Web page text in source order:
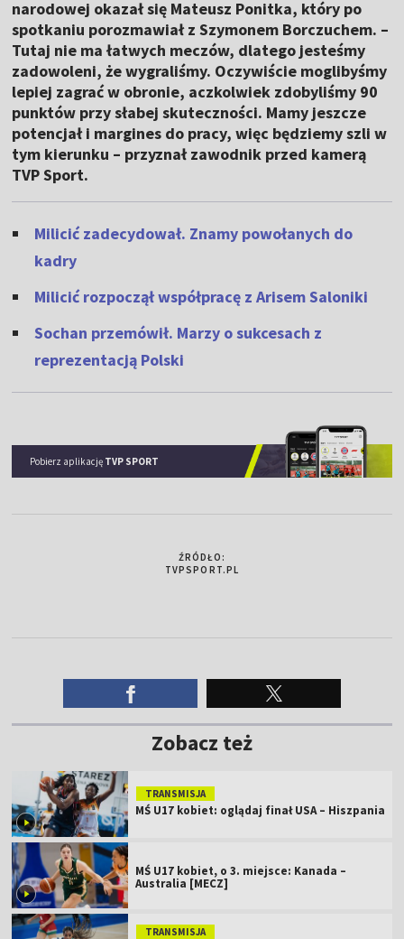
narodowej okazał się Mateusz Ponitka, który po
spotkaniu porozmawiał z Szymonem Borczuchem. –
Tutaj nie ma łatwych meczów, dlatego jesteśmy
zadowoleni, że wygraliśmy. Oczywiście moglibyśmy
lepiej zagrać w obronie, aczkolwiek zdobyliśmy 90
punktów przy słabej skuteczności. Mamy jeszcze
potencjał i margines do pracy, więc będziemy szli w
tym kierunku – przyznał zawodnik przed kamerą
TVP Sport.
Milicić zadecydował. Znamy powołanych do
kadry
Milicić rozpoczął współpracę z Arisem Saloniki
Sochan przemówił. Marzy o sukcesach z
reprezentacją Polski
Pobierz aplikację TVP SPORT
ŹRÓDŁO:
TVPSPORT.PL
Zobacz też
TRANSMISJA
MŚ U17 kobiet: oglądaj finał USA – Hiszpania
MŚ U17 kobiet, o 3. miejsce: Kanada –
Australia [MECZ]
TRANSMISJA